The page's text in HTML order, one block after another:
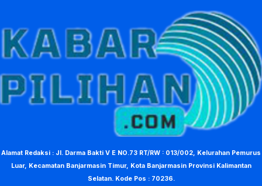
Alamat Redaksi : Jl. Darma Bakti V E NO.73 RT/RW : 013/002, Kelurahan Pemurus
Luar, Kecamatan Banjarmasin Timur, Kota Banjarmasin Provinsi Kalimantan
Selatan. Kode Pos : 70236.